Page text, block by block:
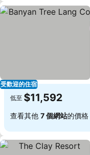
受歡迎的住宿
低至 $11,592
查看其他 7 個網站的價格